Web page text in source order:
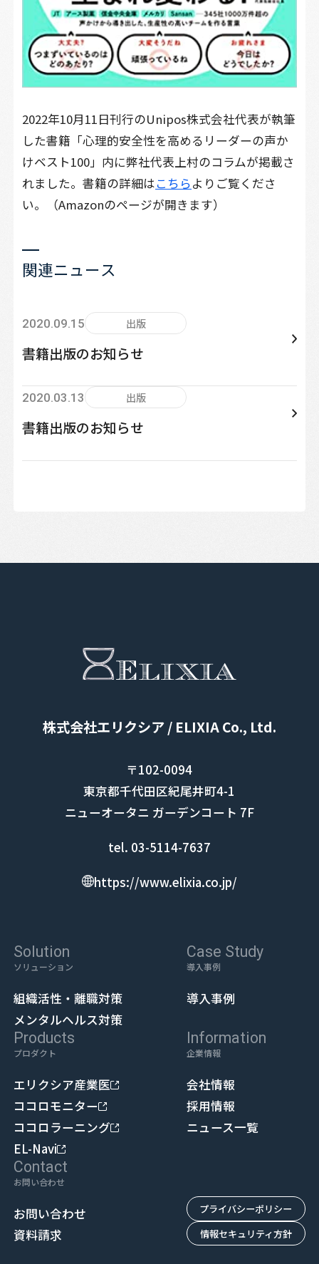
2022年10月11日刊行のUnipos株式会社代表が執筆
した書籍「心理的安全性を高めるリーダーの声か
けベスト100」内に弊社代表上村のコラムが掲載さ
れました。書籍の詳細はこちらよりご覧くださ
い。（Amazonのページが開きます）
関連ニュース
2020.09.15 出版
書籍出版のお知らせ
2020.03.13 出版
書籍出版のお知らせ
株式会社エリクシア / ELIXIA Co., Ltd.
〒102-0094
東京都千代田区紀尾井町4-1
ニューオータニ ガーデンコート 7F
tel. 03-5114-7637
https://www.elixia.co.jp/
Solution
ソリューション
組織活性・離職対策
メンタルヘルス対策
Case Study
導入事例
導入事例
Products
プロダクト
エリクシア産業医
ココロモニター
ココロラーニング
EL-Navi
Information
企業情報
会社情報
採用情報
ニュース一覧
Contact
お問い合わせ
お問い合わせ
資料請求
プライバシーポリシー
情報セキュリティ方針